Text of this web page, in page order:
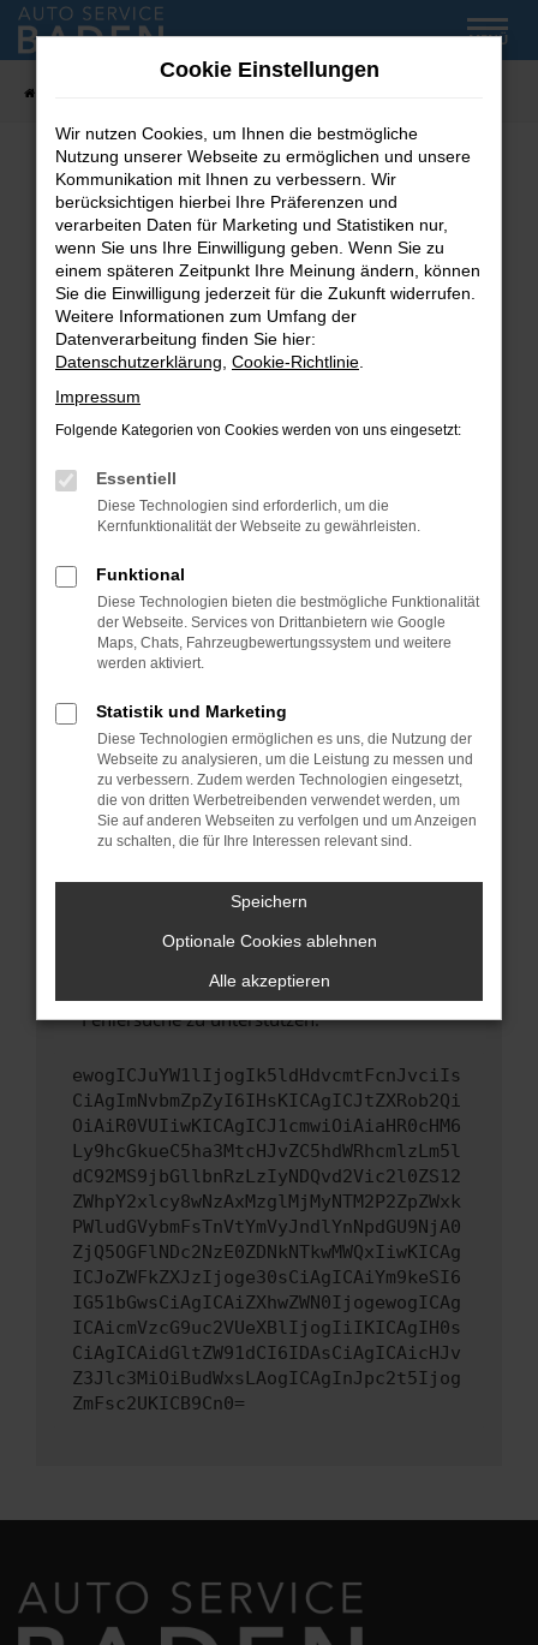
Zum
Hauptinhalt
MENÜ
Fehler: Network Error
Beim Laden ist ein Fehler aufgetreten.
Hier sind ein paar Tipps, die dir helfen können:
Überprüfe deine Firewall und deine
Internetverbindung.
Laden andere Webseiten, zum Beispiel deine
Suchmaschine?
Prüfe deine Browsererweiterungen.
können das Laden bestimmter Seiten
verhindern. Funktioniert die Seite in einem
Fenster?
Starte dein Gerät neu.
Das kann manchmal helfen, vorübergehende
Probleme zu beheben.
Betriebssystem auf dem neuesten Stand
sind.
Veraltete Software birgt nicht nur ein
Sicherheitsrisiko, sondern kann auch dazu
führen, dass bestimmte Funktionen nicht mehr
unterstützt werden.
Wende dich an den Webseitenbetreiber.
Wenn du alle oben genannten Schritte versucht
hast, kontaktiere uns bitte. Wir werden
uns diesen Text schicken, um uns bei der
Fehlersuche zu unterstützen:
ewogICJuYW1lIjogIk5ldHdvcmtFcnJvciIs
CiAgImNvbmZpZyI6IHsKICAgICJtZXRob2Qi
OiAiR0VUIiwKICAgICJ1cmwiOiAiaHR0cHM6
Ly9hcGkueC5ha3MtcHJvZC5hdWRhcmlzLm5l
dC92MS9jbGllbnRzLzIyNDQvd2Vic2l0ZS12
ZWhpY2xlcy8wNzAxMzglMjMyNTM2P2ZpZWxk
PWludGVybmFsTnVtYmVyJndlYnNpdGU9NjA0
ZjQ5OGFlNDc2NzE0ZDNkNTkwMWQxIiwKICAg
ICJoZWFkZXJzIjoge30sCiAgICAiYm9keSI6
IG51bGwsCiAgICAiZXhwZWN0IjogewogICAg
ICAicmVzcG9uc2VUeXBlIjogIiIKICAgIH0s
CiAgICAidGltZW91dCI6IDAsCiAgICAicHJv
Z3Jlc3MiOiBudWxsLAogICAgInJpc2t5Ijog
ZmFsc2UKICB9Cn0=
Cookie Einstellungen
Wir nutzen Cookies, um Ihnen die bestmögliche
Nutzung unserer Webseite zu ermöglichen und unsere
Kommunikation mit Ihnen zu verbessern. Wir
berücksichtigen hierbei Ihre Präferenzen und
verarbeiten Daten für Marketing und Statistiken nur,
wenn Sie uns Ihre Einwilligung geben. Wenn Sie zu
einem späteren Zeitpunkt Ihre Meinung ändern, können
Sie die Einwilligung jederzeit für die Zukunft widerrufen.
Weitere Informationen zum Umfang der
Datenverarbeitung finden Sie hier:
Datenschutzerklärung Cookie-Richtlinie
Impressum
Folgende Kategorien von Cookies werden von uns eingesetzt:
Essentiell
Diese Technologien sind erforderlich, um die
Kernfunktionalität der Webseite zu gewährleisten.
Funktional
Diese Technologien bieten die bestmögliche Funktionalität
der Webseite. Services von Drittanbietern wie Google
Maps, Chats, Fahrzeugbewertungssystem und weitere
werden aktiviert.
Statistik und Marketing
Diese Technologien ermöglichen es uns, die Nutzung der
Webseite zu analysieren, um die Leistung zu messen und
zu verbessern. Zudem werden Technologien eingesetzt,
die von dritten Werbetreibenden verwendet werden, um
Sie auf anderen Webseiten zu verfolgen und um Anzeigen
zu schalten, die für Ihre Interessen relevant sind.
Speichern
Optionale Cookies ablehnen
Alle akzeptieren